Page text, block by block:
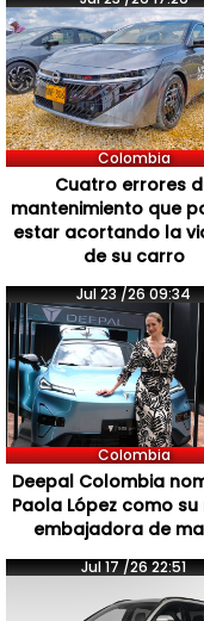
Colombia
Cuatro errores
mantenimiento que
estar acortando la
de su carro
Jul 23 /26 09:34
Colombia
Deepal Colombia
Paola López como su
embajadora de
Jul 17 /26 22:51